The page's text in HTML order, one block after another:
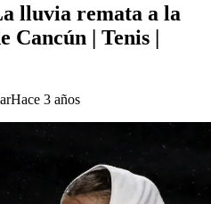
lluvia remata a la
Cancún | Tenis |
Hace 3 años